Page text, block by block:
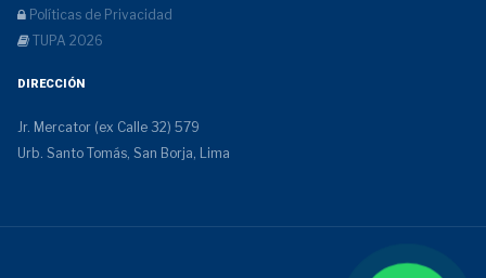
Políticas de Privacidad
TUPA 2026
DIRECCIÓN
Jr. Mercator (ex Calle 32) 579
Urb. Santo Tomás, San Borja, Lima